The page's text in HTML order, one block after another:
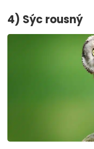
4) Sýc rousný